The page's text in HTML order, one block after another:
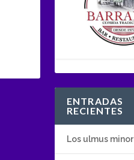
ENTRADAS
RECIENTES
Los ulmus minor